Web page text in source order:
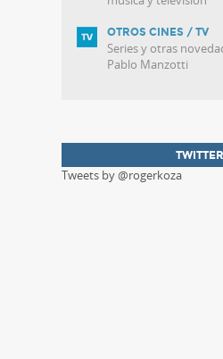
OTROS CINES / TV
Series y otras
Pablo Manzotti
TWITTER
Tweets by @rogerkoza